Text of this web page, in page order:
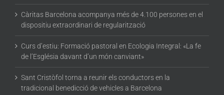
Càritas Barcelona acompanya més de 4.100 persones en el
dispositiu extraordinari de regularització
Curs d’estiu: Formació pastoral en Ecologia Integral: «La fe
de l’Església davant d’un món canviant»
Sant Cristòfol torna a reunir els conductors en la
tradicional benedicció de vehicles a Barcelona